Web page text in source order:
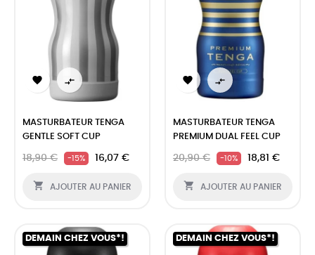
 
MASTURBATEUR TENGA
GENTLE SOFT CUP
18,90 € -15% 16,07 €
 AJOUTER AU PANIER
 
MASTURBATEUR TENGA
PREMIUM DUAL FEEL CUP
20,90 € -10% 18,81 €
 AJOUTER AU PANIER
DEMAIN CHEZ VOUS*! DEMAIN CHEZ VOUS*!